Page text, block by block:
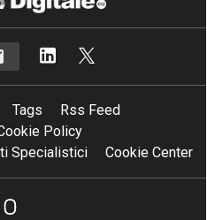
Tags
Rss Feed
Policy
Specialistici
Cookie Center